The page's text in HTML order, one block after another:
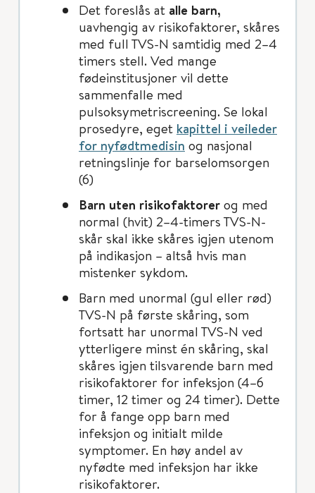
Det foreslås at alle barn,
uavhengig av risikofaktorer, skåres
med full TVS-N samtidig med 2–4
timers stell. Ved mange
fødeinstitusjoner vil dette
sammenfalle med
pulsoksymetriscreening. Se lokal
prosedyre, eget kapittel i veileder
for nyfødtmedisin og nasjonal
retningslinje for barselomsorgen
(6)
Barn uten risikofaktorer og med
normal (hvit) 2–4-timers TVS-N-
skår skal ikke skåres igjen utenom
på indikasjon – altså hvis man
mistenker sykdom.
Barn med unormal (gul eller rød)
TVS-N på første skåring, som
fortsatt har unormal TVS-N ved
ytterligere minst én skåring, skal
skåres igjen tilsvarende barn med
risikofaktorer for infeksjon (4–6
timer, 12 timer og 24 timer). Dette
for å fange opp barn med
infeksjon og initialt milde
symptomer. En høy andel av
nyfødte med infeksjon har ikke
risikofaktorer.